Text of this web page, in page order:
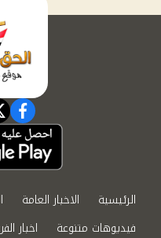
الرئيسية الاخبار العامة
فيديوهات متنوعة
اخبار